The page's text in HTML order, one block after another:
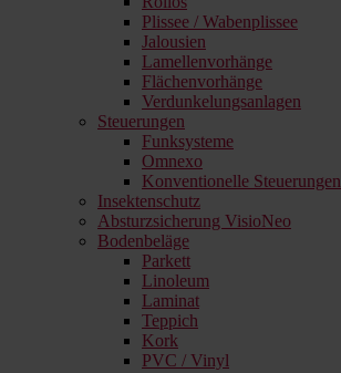
Plissee / Wabenplissee
Jalousien
Lamellenvorhänge
Flächenvorhänge
Verdunkelungsanlagen
Steuerungen
Funksysteme
Omnexo
Konventionelle Steuerungen
Insektenschutz
Absturzsicherung VisioNeo
Bodenbeläge
Parkett
Linoleum
Laminat
Teppich
Kork
PVC / Vinyl